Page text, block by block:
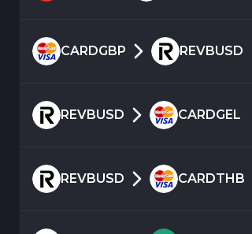
CARDGBP REVBUSD
REVBUSD CARDGEL
REVBUSD CARDTHB